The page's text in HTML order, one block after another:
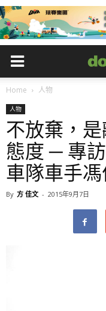
Home 人物
人物
不放棄，
態度 ─ 專
車隊車手
By 方 佳文 - 2015年9月7日